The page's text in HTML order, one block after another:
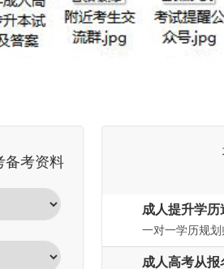
备考资料
成人提升学历
一对一学历规
成人高考从